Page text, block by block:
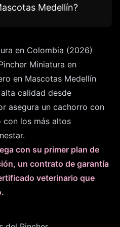
Medellín?
en Colombia (2026)
Miniatura en
en Mascotas Medellín
calidad desde
asegura un cachorro con
con los más altos
con su primer plan de
un contrato de garantía
veterinario que